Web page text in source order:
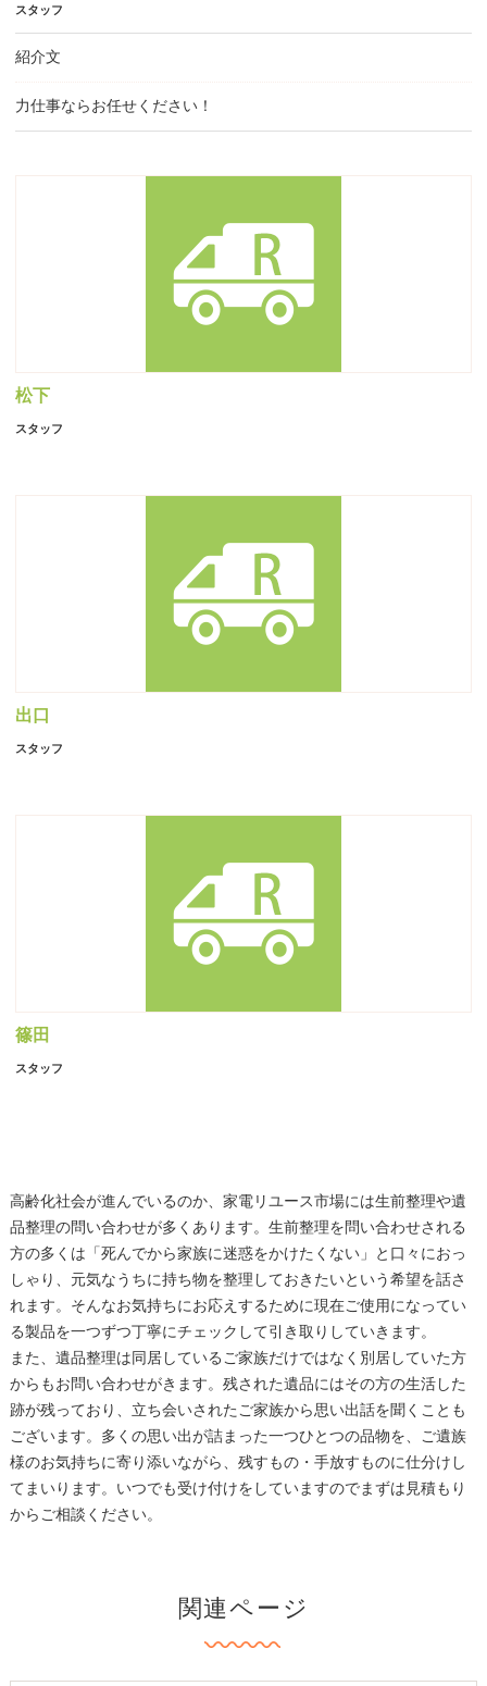
スタッフ
紹介文
力仕事ならお任せください！
松下
スタッフ
出口
スタッフ
篠田
スタッフ
高齢化社会が進んでいるのか、家電リユース市場には生前整理や遺
品整理の問い合わせが多くあります。生前整理を問い合わせされる
方の多くは「死んでから家族に迷惑をかけたくない」と口々におっ
しゃり、元気なうちに持ち物を整理しておきたいという希望を話さ
れます。そんなお気持ちにお応えするために現在ご使用になってい
る製品を一つずつ丁寧にチェックして引き取りしていきます。
また、遺品整理は同居しているご家族だけではなく別居していた方
からもお問い合わせがきます。残された遺品にはその方の生活した
跡が残っており、立ち会いされたご家族から思い出話を聞くことも
ございます。多くの思い出が詰まった一つひとつの品物を、ご遺族
様のお気持ちに寄り添いながら、残すもの・手放すものに仕分けし
てまいります。いつでも受け付けをしていますのでまずは見積もり
からご相談ください。
関連ページ